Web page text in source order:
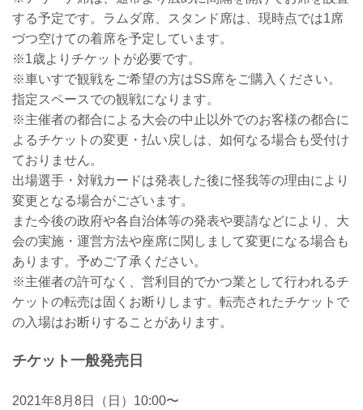
する予定です。ラムダ席、スタンド席は、現時点では1席
づつ空けての着席を予定しています。
※1歳よりチケットが必要です。
※車いすで観戦をご希望の方はSS席をご購入ください。
指定スペースでの観戦になります。
※主催者の都合による大会の中止以外でのお客様の都合に
よるチケットの変更・払い戻しは、如何なる場合も受付け
ておりません。
出場選手・対戦カードは発表した後に怪我等の理由により
変更となる場合がございます。
また今後の政府や各自治体等の発表や要請などにより、大
会の実施・運営方法や座席に関しまして変更になる場合も
あります。予めご了承ください。
※主催者の許可なく、営利目的でかつ業として行われるチ
ケットの転売は固くお断りします。転売されたチケットで
の入場はお断りすることがあります。
チケット一般発売日
2021年8月8日（日）10:00〜